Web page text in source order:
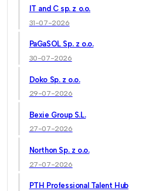
IT and C sp. z o.o.
31-07-2026
PaGaSOL Sp. z o.o.
30-07-2026
Doko Sp. z o.o.
29-07-2026
Bexie Group S.L.
27-07-2026
Northon Sp. z o.o.
27-07-2026
PTH Professional Talent Hub